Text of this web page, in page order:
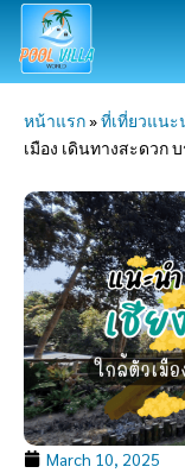
Skip
content
หน้าแรก»ที่เที่ยวแนะ
เมือง เดินทางสะดวก
March 10, 2025